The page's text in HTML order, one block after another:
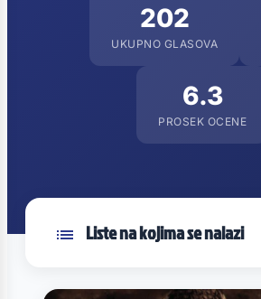
202
UKUPNO GLASOVA
6.3
PROSEK OCENE
Liste na kojima se nalazi